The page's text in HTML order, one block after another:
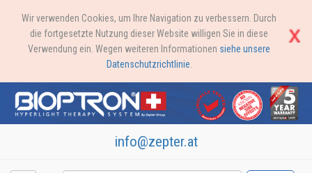
Wir verwenden Cookies, um Ihre Navigation zu verbessern. Durch
die fortgesetzte Nutzung dieser Website willigen Sie in diese
Verwendung ein. Wegen weiteren Informationen siehe unsere
Datenschutzrichtlinie
info@zepter.at